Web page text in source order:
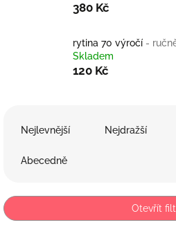
380 Kč
rytina 70 výročí -
Skladem
120 Kč
p
r
Nejlevnější Nejdražší
Abecedně
Otevřít